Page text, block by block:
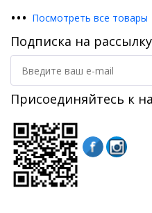
••• Посмотреть все товары
Подписка на рассылку
Присоединяйтесь к